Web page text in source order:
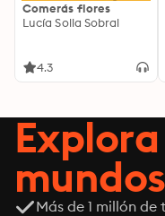
Comerás flores
Lucía Solla Sobral
4.3
mundos
Más de 1 millón de